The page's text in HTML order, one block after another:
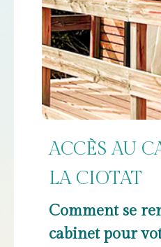
ACCÈS AU
LA CIOTAT
Comment se
cabinet pour